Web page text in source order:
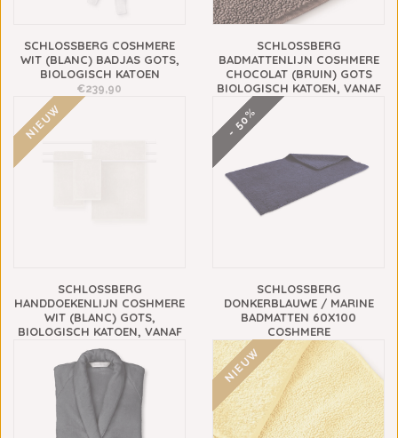
SCHLOSSBERG COSHMERE
WIT (BLANC) BADJAS GOTS,
BIOLOGISCH KATOEN
€239,90
SCHLOSSBERG
BADMATTENLIJN COSHMERE
CHOCOLAT (BRUIN) GOTS
BIOLOGISCH KATOEN, VANAF
€69,90
NIEUW
SCHLOSSBERG
HANDDOEKENLIJN COSHMERE
WIT (BLANC) GOTS,
BIOLOGISCH KATOEN, VANAF
€13,90
- 50%
SCHLOSSBERG
DONKERBLAUWE / MARINE
BADMATTEN 60X100
COSHMERE
€189,95 €94,95
NIEUW